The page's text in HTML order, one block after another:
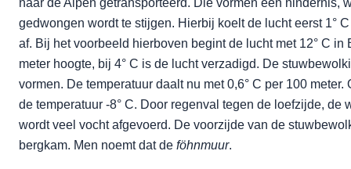
naar de Alpen getransporteerd. Die vormen een hindernis,
gedwongen wordt te stijgen. Hierbij koelt de lucht eerst 1°
af. Bij het voorbeeld hierboven begint de lucht met 12° C in
meter hoogte, bij 4° C is de lucht verzadigd. De
vormen. De temperatuur daalt nu met 0,6° C per 100 meter.
de temperatuur -8° C. Door regenval tegen de loefzijde, de
wordt veel vocht afgevoerd. De voorzijde van de
bergkam. Men noemt dat de föhnmuur.